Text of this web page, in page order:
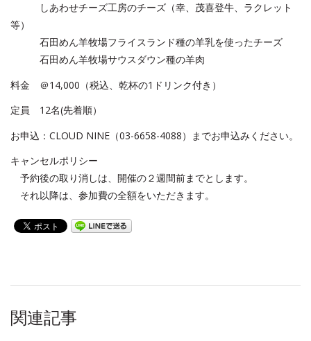
しあわせチーズ工房のチーズ（幸、茂喜登牛、ラクレット
等）
石田めん羊牧場フライスランド種の羊乳を使ったチーズ
石田めん羊牧場サウスダウン種の羊肉
料金 ＠14,000（税込、乾杯の1ドリンク付き）
定員 12名(先着順）
お申込：CLOUD NINE（03-6658-4088）までお申込みください。
キャンセルポリシー
予約後の取り消しは、開催の２週間前までとします。
それ以降は、参加費の全額をいただきます。
関連記事